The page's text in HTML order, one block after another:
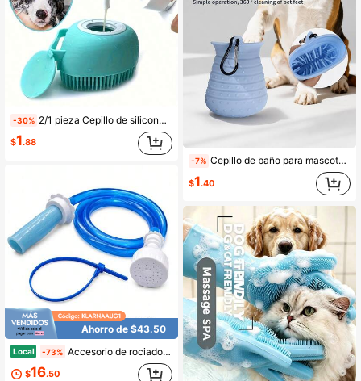
-30% 2/1 pieza Cepillo de silicona para mascotas, cepillo de baño para perros y gatos, cerdas densas de limpieza potente, regalo de cumpleaños para mascotas, regalo del Día de San Valentín, productos de limpieza para mascotas
$1.88
Ahorro de $43.50
Local -73% Accesorio de rociador de grifo de bañera deslizable - Adaptador de ducha para mascotas ultra flexible con manguera de 5 pies. No se necesita instalación, perfecto para enjuagues rápidos. Fácil de usar cuando lo necesites. Diversión al aire libre
$16.50
-7% Cepillo de baño para mascotas, multifuncional con diseño de clip para toalla, plegable y fácil de limpiar, perfecto para uso al aire libre, taza de baño para patas de mascotas antiarañazos, con paño de secado rápido, herramienta de limpieza de garras sin agua, apto para paseos al aire libre, camping, viajes, coche y uso doméstico, para gatos y perros, envío aleatorio
$1.40